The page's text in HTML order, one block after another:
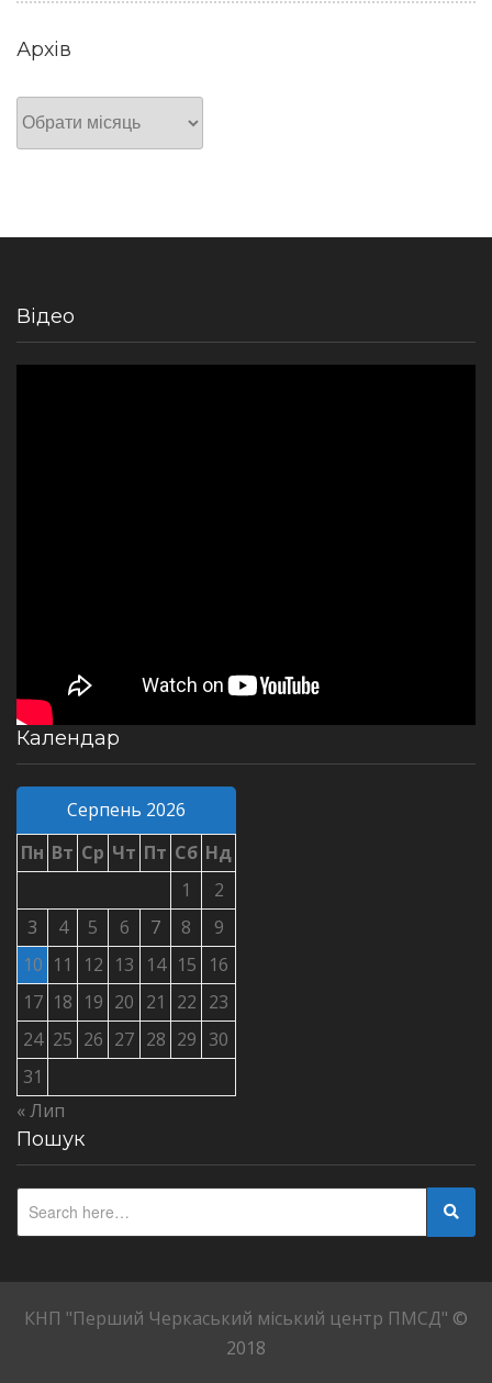
Архів
Архів
Відео
Календар
Серпень 2026
Пн Вт Ср Чт Пт Сб Нд
1
2
3
4 5 6 7 8
9
10 11 12 13 14 15
16
17 18 19 20 21 22 23
24 25 26 27 28 29 30
31
« Лип
Пошук
КНП "Перший Черкаський міський центр ПМСД" ©
2018